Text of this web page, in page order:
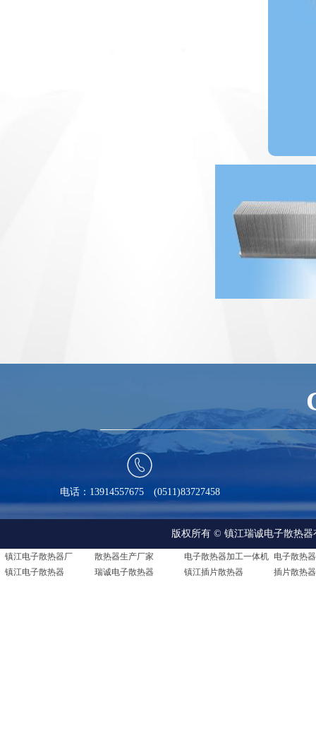

电话：13914557675 (0511)83727458
版权所有 © 镇江瑞诚电子散热器
镇江电子散热器厂 散热器生产厂家
电子散热器加工一体机
镇江电子散热器
瑞诚电子散热器 镇江插片散热器 插片散热